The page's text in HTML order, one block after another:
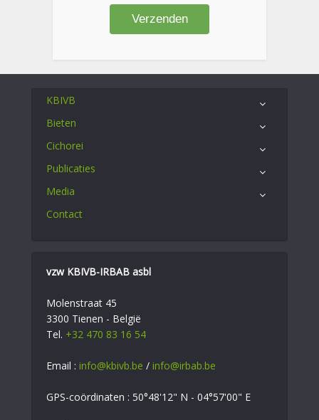
KBIVB
Bieten
Cichorei
Publicaties
Media
Contact
vzw KBIVB-IRBAB asbl
Molenstraat 45
3300 Tienen - België
Tel. +32 470 83 16 54
Email : info@kbivb.be / info@irbab.be
GPS-coördinaten : 50°48'12" N - 04°57'00" E